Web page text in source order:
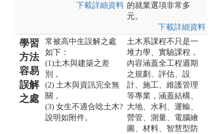
下載詳細資料 的就業選項非常多
元。
下載詳細資料
學習
方法
容易
誤解
之處
常被高中生誤解之處
如下：
(1)土木與建築之差
別，
(2) 土木與資訊完全無
關，
(3) 女生不適合唸土木?
說明如附件。
土木系課程不只是一
堆力學、實驗課程，
內容涵蓋全工程週期
之規劃、評估、設
計、施工、維護管理
等專業，涵蓋結構、
大地、水利、運輸、
營管、測量、電腦繪
圖、材料、智慧型防